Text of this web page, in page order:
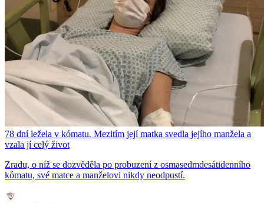
78 dní ležela v kómatu. Mezitím její matka svedla jejího manžela a
vzala jí celý život
Zradu, o níž se dozvěděla po probuzení z osmasedmdesátidenního
kómatu, své matce a manželovi nikdy neodpustí.